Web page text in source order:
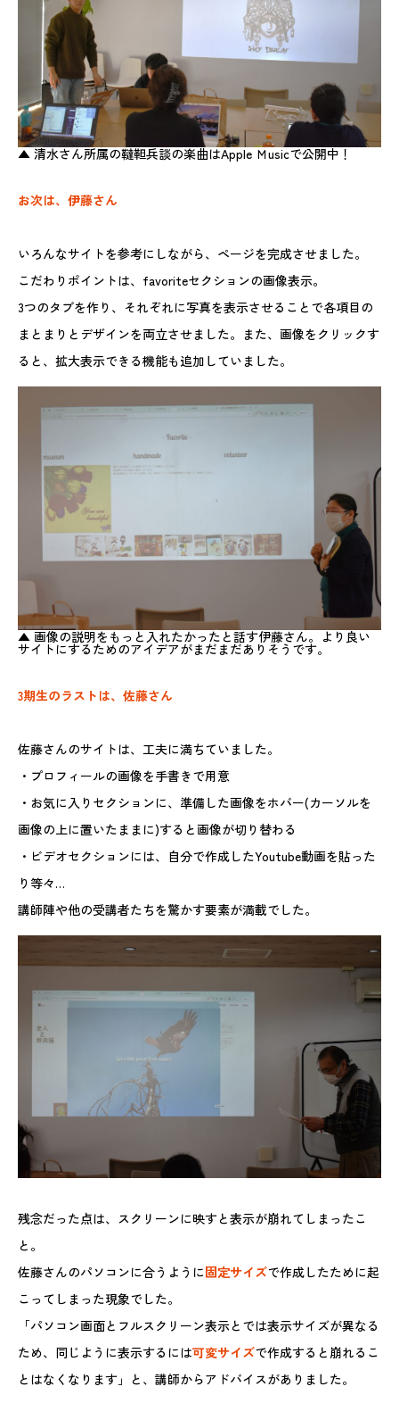
▲ 清水さん所属の韃靼兵談の楽曲はApple Ｍusicで公開中！
お次は、伊藤さん
いろんなサイトを参考にしながら、ページを完成させました。
こだわりポイントは、favoriteセクションの画像表示。
3つのタブを作り、それぞれに写真を表示させることで各項目の
まとまりとデザインを両立させました。また、画像をクリックす
ると、拡大表示できる機能も追加していました。
▲ 画像の説明をもっと入れたかったと話す伊藤さん。より良い
サイトにするためのアイデアがまだまだありそうです。
3期生のラストは、佐藤さん
佐藤さんのサイトは、工夫に満ちていました。
・プロフィールの画像を手書きで用意
・お気に入りセクションに、準備した画像をホバー(カーソルを
画像の上に置いたままに)すると画像が切り替わる
・ビデオセクションには、自分で作成したYoutube動画を貼った
り等々…
講師陣や他の受講者たちを驚かす要素が満載でした。
残念だった点は、スクリーンに映すと表示が崩れてしまったこ
と。
佐藤さんのパソコンに合うように固定サイズで作成したために起
こってしまった現象でした。
「パソコン画面とフルスクリーン表示とでは表示サイズが異なる
ため、同じように表示するには可変サイズで作成すると崩れるこ
とはなくなります」と、講師からアドバイスがありました。